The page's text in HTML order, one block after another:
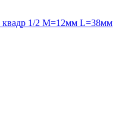
квадр 1/2 М=12мм L=38мм